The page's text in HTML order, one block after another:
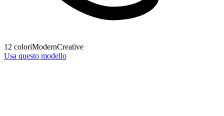
12 coloriModernCreative
Usa questo modello